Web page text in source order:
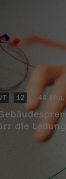
12 44 Min.
die